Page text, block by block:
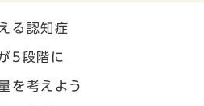
る認知症
5段階に
を考えよう